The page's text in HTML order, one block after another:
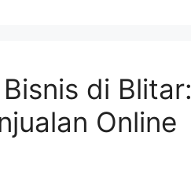
di Blitar:
Online